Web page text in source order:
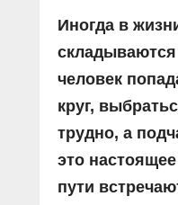
Иногда в
человек
круг,
трудно, а
это
пути